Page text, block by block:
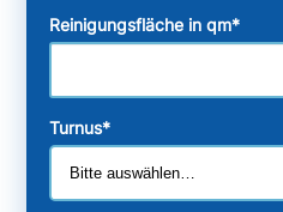
Reinigungsfläche in qm*
Turnus*